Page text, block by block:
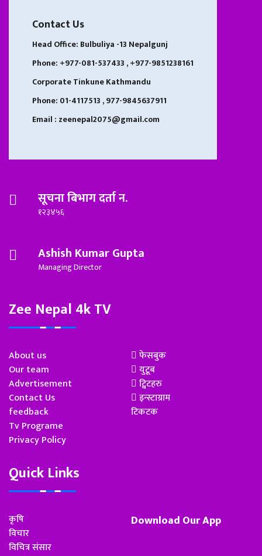
Contact Us
Head Office: Bulbuliya -13 Nepalgunj
Phone: +977-081-537433 , +977-9851238161
Corporate Tinkune Kathmandu
Phone: 01-4117513 , 977-9845637911
Email : zeenepal2075@gmail.com
सूचना बिभाग दर्ता न.
१२३४५६
Ashish Kumar Gupta
Managing Director
Zee Nepal 4k TV
About us
Our team
Advertisement
Contact Us
feedback
Tv Programe
Privacy Policy
फेसबुक
युटूब
ट्विटहरु
इन्स्टाग्राम
टिकटक
Quick Links
कृषि
विचार
विचित्र संसार
Download Our App